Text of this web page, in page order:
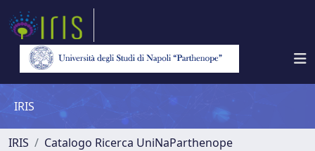
IRIS
IRIS
Catalogo Ricerca UniNaParthenope